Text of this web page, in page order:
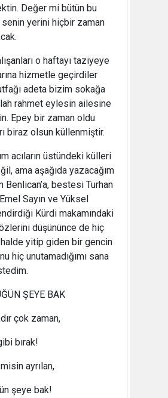
Değer mi bütün bu
senin yerini hiçbir zaman
o haftayı taziyeye
hizmetle geçirdiler
adeta bizim sokağa
rahmet eylesin ailesine
Epey bir zaman oldu
biraz olsun küllenmiştir.
acıların üstündeki külleri
ama aşağıda yazacağım
Benlican’a, bestesi Turhan
Emel Sayın ve Yüksel
Kürdi makamındaki
düşününce de hiç
halde yitip giden bir gencin
hiç unutamadığımı sana
ŞEYE BAK
çok zaman,
bırak!
ayrılan,
şeye bak!